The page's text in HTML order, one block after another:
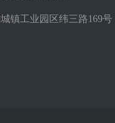
镇工业园区纬三路169号